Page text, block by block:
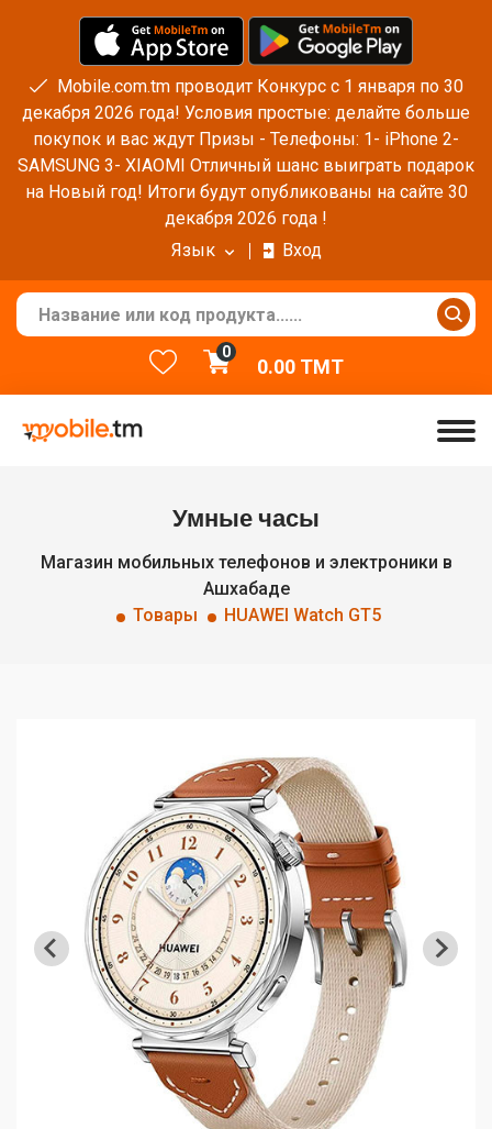
Mobile.com.tm проводит Конкурс с 1 января по 30
декабря 2026 года! Условия простые: делайте больше
покупок и вас ждут Призы - Телефоны: 1- iPhone 2-
SAMSUNG 3- XIAOMI Отличный шанс выиграть подарок
на Новый год! Итоги будут опубликованы на сайте 30
декабря 2026 года !
Язык
Вход
0
0.00TMT
Умные часы
Магазин мобильных телефонов и электроники в
Ашхабаде
Товары
HUAWEI Watch GT5